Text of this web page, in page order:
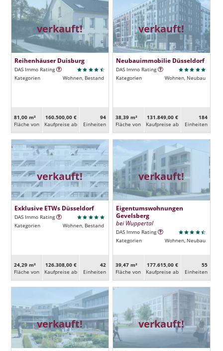
verkauft!
Reihenhäuser Duisburg
DAS Immo Rating
Kategorien
Wohnen, Bestand
81,00 m²
Fläche von
160.500,00 €
Kaufpreise ab
94
Ein­heiten
verkauft!
Neubauimmobilie Düsseldorf
DAS Immo Rating
Kategorien
Wohnen, Neubau
38,39 m²
Fläche von
131.849,00 €
Kaufpreise ab
184
Ein­heiten
verkauft!
Exklusive ETWs Düsseldorf
DAS Immo Rating
Kategorien
Wohnen, Bestand
24,29 m²
Fläche von
126.308,00 €
Kaufpreise ab
42
Ein­heiten
verkauft!
Eigentumswohnungen
Gevelsberg
bei Wuppertal
DAS Immo Rating
Kategorien
Wohnen, Neubau
39,47 m²
Fläche von
177.615,00 €
Kaufpreise ab
55
Ein­heiten
verkauft! verkauft!